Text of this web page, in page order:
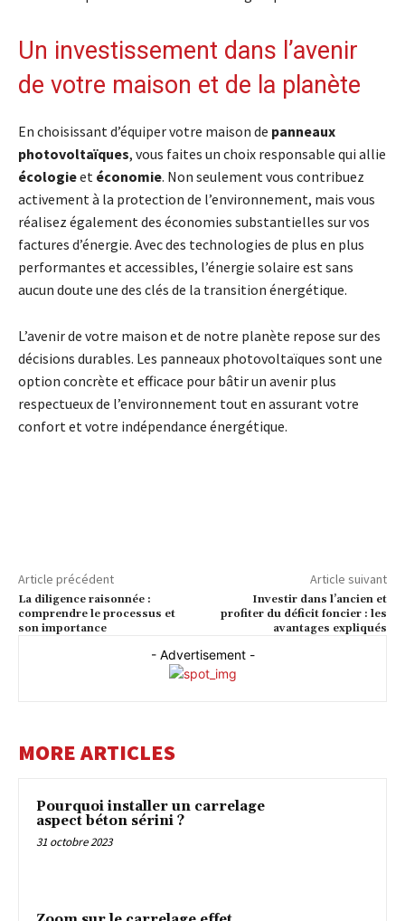
Un investissement dans l’avenir
de votre maison et de la planète
En choisissant d’équiper votre maison de panneaux
photovoltaïques, vous faites un choix responsable qui allie
écologieet économie. Non seulement vous contribuez
activement à la protection de l’environnement, mais vous
réalisez également des économies substantielles sur vos
factures d’énergie. Avec des technologies de plus en plus
performantes et accessibles, l’énergie solaire est sans
aucun doute une des clés de la transition énergétique.
L’avenir de votre maison et de notre planète repose sur des
décisions durables. Les panneaux photovoltaïques sont une
option concrète et efficace pour bâtir un avenir plus
respectueux de l’environnement tout en assurant votre
confort et votre indépendance énergétique.
Article précédent
La diligence raisonnée :
comprendre le processus et
son importance
Article suivant
Investir dans l’ancien et
profiter du déficit foncier : les
avantages expliqués
- Advertisement -
MORE ARTICLES
Pourquoi installer un carrelage
aspect béton sérini ?
31 octobre 2023